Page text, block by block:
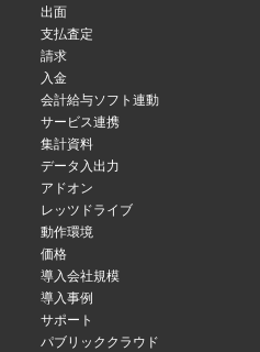
出面
支払査定
請求
入金
会計給与ソフト連動
サービス連携
集計資料
データ入出力
アドオン
レッツドライブ
動作環境
価格
導入会社規模
導入事例
サポート
パブリッククラウド